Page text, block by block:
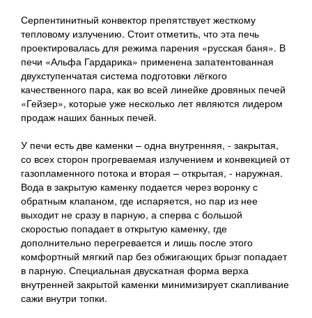
Серпентинитный конвектор препятствует жесткому
тепловому излучению. Стоит отметить, что эта печь
проектировалась для режима парения «русская баня». В
печи «Альфа Гардарика» применена запатентованная
двухступенчатая система подготовки лёгкого
качественного пара, как во всей линейке дровяных печей
«Гейзер», которые уже несколько лет являются лидером
продаж наших банных печей.
У печи есть две каменки – одна внутренняя, - закрытая,
со всех сторон прогреваемая излучением и конвекцией от
газопламенного потока и вторая – открытая, - наружная.
Вода в закрытую каменку подается через воронку с
обратным клапаном, где испаряется, но пар из нее
выходит не сразу в парную, а сперва с большой
скоростью попадает в открытую каменку, где
дополнительно перегревается и лишь после этого
комфортный мягкий пар без обжигающих брызг попадает
в парную. Специальная двускатная форма верха
внутренней закрытой каменки минимизирует скапливание
сажи внутри топки.